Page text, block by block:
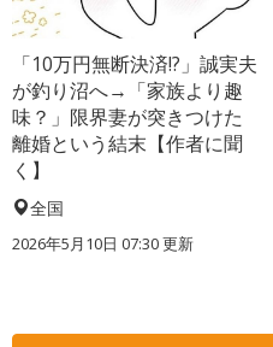
「10万円無断決済!?」誠実夫
が釣り沼へ→「家族より趣
味？」限界妻が突きつけた
離婚という結末【作者に聞
く】
全国
2026年5月10日 07:30 更新